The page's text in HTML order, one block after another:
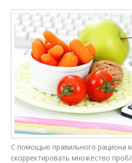
Питания для пожилых
людей
С помощью правильного рациона
скорректировать множество